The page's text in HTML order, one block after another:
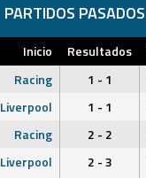
PARTIDOS PASADOS
Inicio Resultados
Racing 1 - 1
Liverpool 1 - 1
Racing 2 - 2
Liverpool 2 - 3